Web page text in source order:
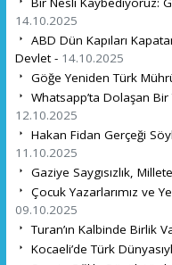
14.10.2025
ABD Dün Kapıları
Devlet - 14.10.2025
Göğe Yeniden Türk
Whatsapp’ta Dolaşan Bir
12.10.2025
Hakan Fidan Gerçeği
11.10.2025
Gaziye Saygısızlık,
Çocuk Yazarlarımız ve
09.10.2025
Turan’ın Kalbinde Birlik
Kocaeli’de Türk